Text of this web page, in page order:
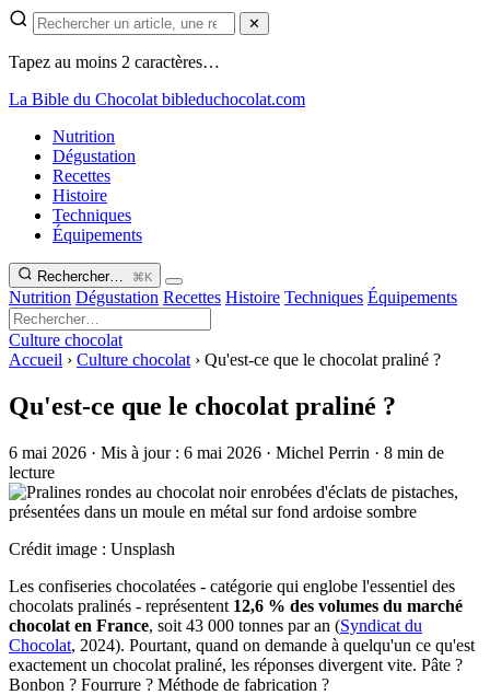
✕
Tapez au moins 2 caractères…
La Bible du Chocolat bibleduchocolat.com
Nutrition
Dégustation
Recettes
Histoire
Techniques
Équipements
Rechercher… ⌘K
Nutrition Dégustation Recettes Histoire Techniques Équipements
Culture chocolat
Accueil › Culture chocolat › Qu'est-ce que le chocolat praliné ?
Qu'est-ce que le chocolat praliné ?
6 mai 2026 · Mis à jour : 6 mai 2026 · Michel Perrin · 8 min de
lecture
Crédit image : Unsplash
Les confiseries chocolatées - catégorie qui englobe l'essentiel des
chocolats pralinés - représentent 12,6 % des volumes du marché
chocolat en France, soit 43 000 tonnes par an (Syndicat du
Chocolat, 2024). Pourtant, quand on demande à quelqu'un ce qu'est
exactement un chocolat praliné, les réponses divergent vite. Pâte ?
Bonbon ? Fourrure ? Méthode de fabrication ?